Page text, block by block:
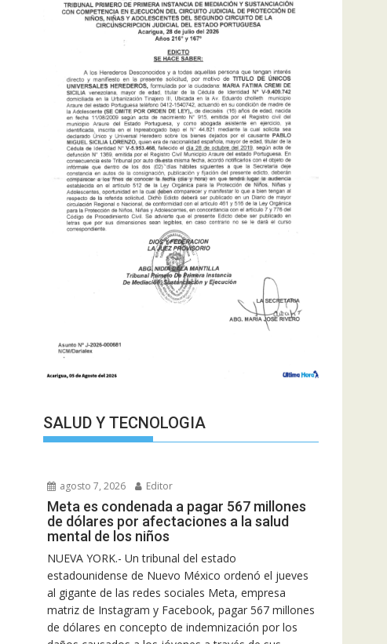
SALUD Y TECNOLOGIA
agosto 7, 2026 Editor
Meta es condenada a pagar 567 millones
de dólares por afectaciones a la salud
mental de los niños
NUEVA YORK.- Un tribunal del estado
estadounidense de Nuevo México ordenó el jueves
al gigante de las redes sociales Meta, empresa
matriz de Instagram y Facebook, pagar 567 millones
de dólares en concepto de indemnización por los